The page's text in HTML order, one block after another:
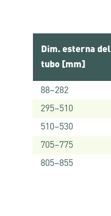
Dim. esterna del
tubo [mm]
88–282
295–510
510–530
705–775
805–855